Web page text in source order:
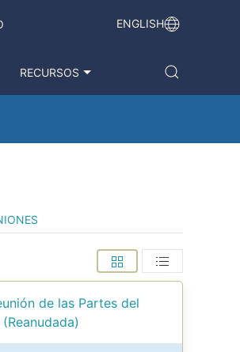
ENGLISH
RECURSOS
de las Partes del